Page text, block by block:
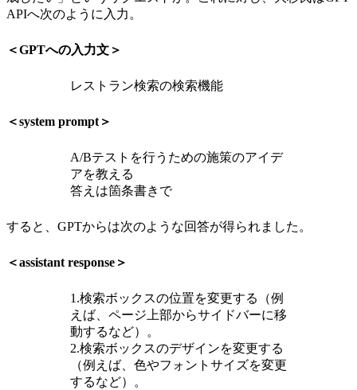
APIへ次のように入力。
＜GPTへの入力文＞
レストラン検索の検索機能
＜system prompt＞
A/Bテストを行うための施策のアイデ
アを教える
答えは箇条書きで
すると、GPTからは次のような回答が得られました。
＜assistant response＞
1.検索ボックスの位置を変更する（例
えば、ページ上部からサイドバーに移
動するなど）。
2.検索ボックスのデザインを変更する
（例えば、色やフォントサイズを変更
するなど）。